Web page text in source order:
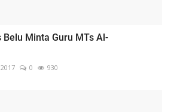
Belu Minta Guru MTs Al-
0 930